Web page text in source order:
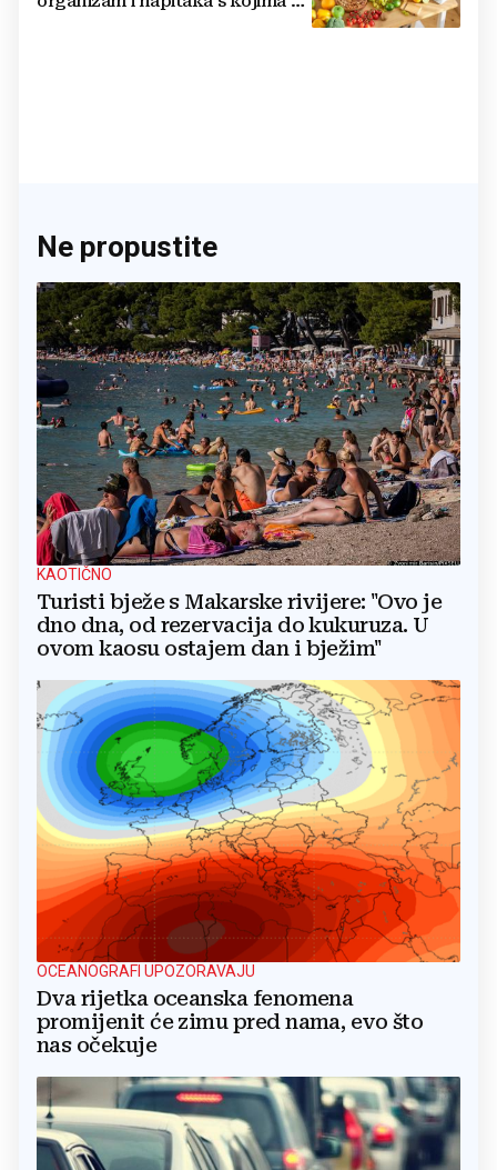
Ne propustite
KAOTIČNO
Turisti bježe s Makarske rivijere: "Ovo je
dno dna, od rezervacija do kukuruza. U
ovom kaosu ostajem dan i bježim"
OCEANOGRAFI UPOZORAVAJU
Dva rijetka oceanska fenomena
promijenit će zimu pred nama, evo što
nas očekuje